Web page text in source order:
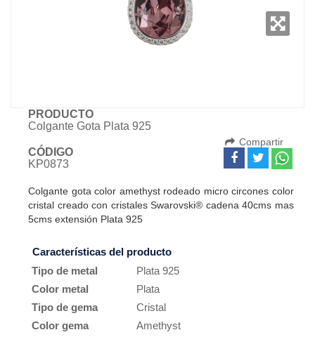
PRODUCTO
Colgante Gota Plata 925
CÓDIGO
KP0873
Compartir
Colgante gota color amethyst rodeado micro circones color
cristal creado con cristales Swarovski® cadena 40cms mas
5cms extensión Plata 925
Características del producto
Tipo de metal
Plata 925
Color metal
Plata
Tipo de gema
Cristal
Color gema
Amethyst